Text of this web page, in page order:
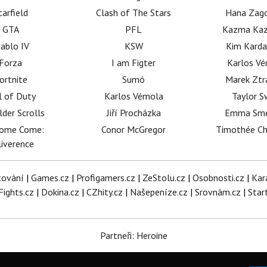
GTA
IV
of Duty
Scrolls
Come:
Clash of The Stars
PFL
KSW
I am Figter
Sumó
Karlos Vémola
Jiří Procházka
Conor McGregor
Hana
Kazma
Kim
Karlos
Marek
Taylor
Emma
Timothée
| Games.cz | Profigamers.cz | ZeStolu.cz | Osobnosti.cz |
| Dokina.cz | CZhity.cz | Našepeníze.cz | Srovnám.cz |
Partneři: Heroine